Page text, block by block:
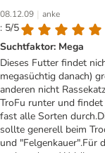
08.12.09 | anke
: 5/5
Suchtfaktor: Mega
Dieses Futter findet
megasüchtig danach)
anderen nicht
TroFu runter und findet
fast alle Sorten
sollte generell beim
und "Felgenkauer".Für